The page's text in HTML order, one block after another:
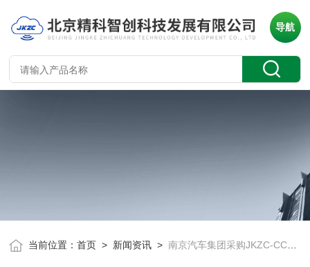
导航
当前位置：首页 > 新闻资讯 >南京汽车集团采购JKZC-CC500B型数显垂直度检测仪